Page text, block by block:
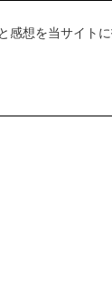
感想を当サイト